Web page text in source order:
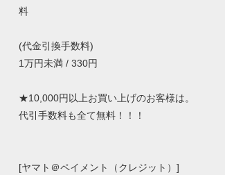
料
(代金引換手数料)
1万円未満 / 330円
★10,000円以上お買い上げのお客様は。
代引手数料も全て無料！！！
[ヤマト＠ペイメント（クレジット）]